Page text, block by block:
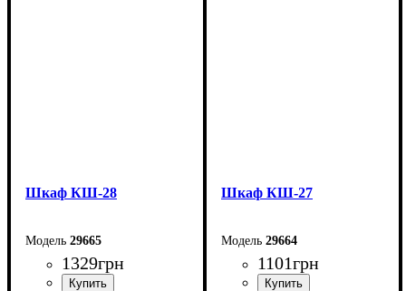
Шкаф КШ-28
29665
1329грн
Шкаф КШ-27
29664
1101грн